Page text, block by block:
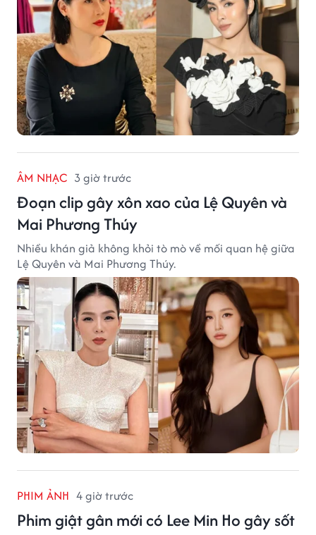
ÂM NHẠC 3 giờ trước
Đoạn clip gây xôn xao của Lệ Quyên và
Mai Phương Thúy
Nhiều khán giả không khỏi tò mò về mối quan hệ giữa
Lệ Quyên và Mai Phương Thúy.
PHIM ẢNH 4 giờ trước
Phim giật gân mới có Lee Min Ho gây sốt